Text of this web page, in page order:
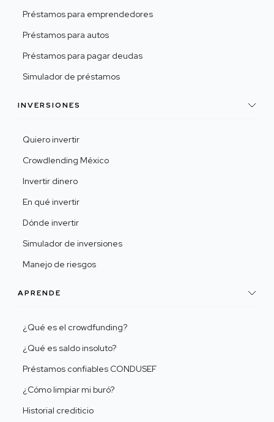
Préstamos para emprendedores
Préstamos para autos
Préstamos para pagar deudas
Simulador de préstamos
INVERSIONES
Quiero invertir
Crowdlending México
Invertir dinero
En qué invertir
Dónde invertir
Simulador de inversiones
Manejo de riesgos
APRENDE
¿Qué es el crowdfunding?
¿Qué es saldo insoluto?
Préstamos confiables CONDUSEF
¿Cómo limpiar mi buró?
Historial crediticio